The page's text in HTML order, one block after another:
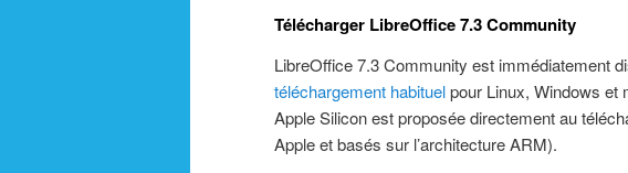
Télécharger LibreOffice 7.3 Community
LibreOffice 7.3 Community est immédiatement
téléchargement habituelpour Linux, Windows et
Apple Silicon est proposée directement au
Apple et basés sur l’architecture ARM).